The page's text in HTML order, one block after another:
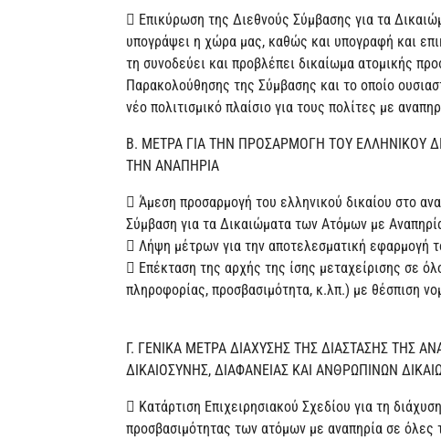
 Επικύρωση της Διεθνούς Σύμβασης για τα
υπογράψει η χώρα μας, καθώς και υπογραφή και
τη συνοδεύει και προβλέπει δικαίωμα ατομικής
Παρακολούθησης της Σύμβασης και το οποίο
νέο πολιτισμικό πλαίσιο για τους πολίτες με
Β. ΜΕΤΡΑ ΓΙΑ ΤΗΝ ΠΡΟΣΑΡΜΟΓΗ ΤΟΥ ΕΛΛΗΝΙΚΟΥ
ΤΗΝ ΑΝΑΠΗΡΙΑ
 Άμεση προσαρμογή του ελληνικού δικαίου στο
Σύμβαση για τα Δικαιώματα των Ατόμων με
 Λήψη μέτρων για την αποτελεσματική εφαρμογή
 Επέκταση της αρχής της ίσης μεταχείρισης σε
πληροφορίας, προσβασιμότητα, κ.λπ.) με θέσπιση
Γ. ΓΕΝΙΚΑ ΜΕΤΡΑ ΔΙΑΧΥΣΗΣ ΤΗΣ ΔΙΑΣΤΑΣΗΣ ΤΗΣ
ΔΙΚΑΙΟΣΥΝΗΣ, ΔΙΑΦΑΝΕΙΑΣ ΚΑΙ ΑΝΘΡΩΠΙΝΩΝ
 Κατάρτιση Επιχειρησιακού Σχεδίου για τη
προσβασιμότητας των ατόμων με αναπηρία σε όλες